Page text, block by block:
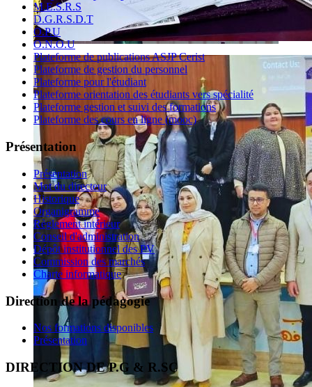
M.E.S.R.S
D.G.R.S.D.T
O.P.U
O.N.O.U
Plateforme de publications ASJP Cerist
Plateforme de gestion du personnel
Plateforme pour l'étudiant
Plateforme orientation des étudiants vers spécialité
Plateforme gestion et suivi des formations
Plateforme des cours en ligne (mooc)
Présentation
Présentation
Mot du directeur
Historique
Organigramme
Règlement intérieur
Conseil d'administration
Dépôt institutionnel des PV
Commission des marchés
Charte informatique
Direction de la pédagogie
Nos formations disponibles
Présentation
DIRECTION DE P.G & R.SC